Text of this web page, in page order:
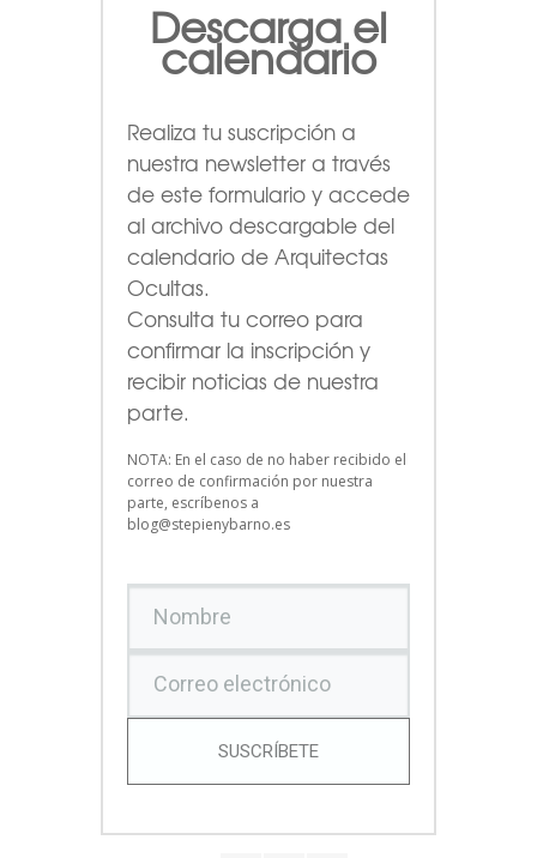
Descarga el
calendario
Realiza tu suscripción a
nuestra newsletter a través
de este formulario y accede
al archivo descargable del
calendario de Arquitectas
Ocultas.
Consulta tu correo para
confirmar la inscripción y
recibir noticias de nuestra
parte.
NOTA: En el caso de no haber recibido el
correo de confirmación por nuestra
parte, escríbenos a
blog@stepienybarno.es
SUSCRÍBETE